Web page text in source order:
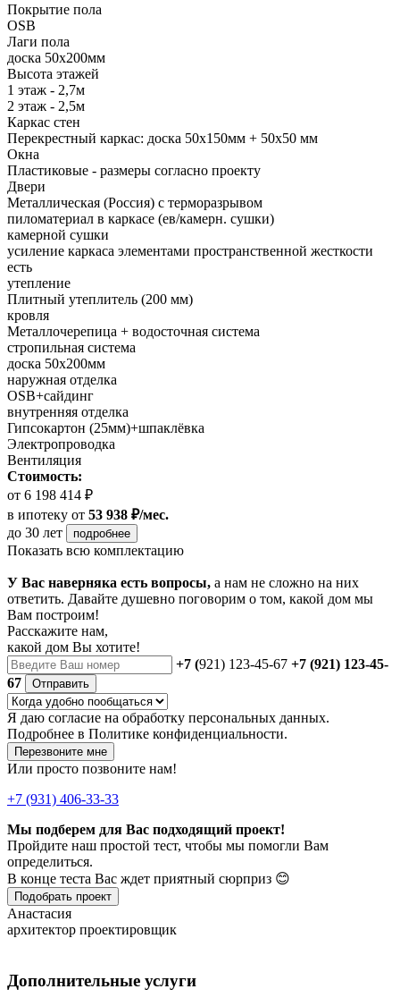
Покрытие пола
OSB
Лаги пола
доска 50х200мм
Высота этажей
1 этаж - 2,7м
2 этаж - 2,5м
Каркас стен
Перекрестный каркас: доска 50х150мм + 50х50 мм
Окна
Пластиковые - размеры согласно проекту
Двери
Металлическая (Россия) с терморазрывом
пиломатериал в каркасе (ев/камерн. сушки)
камерной сушки
усиление каркаса элементами пространственной жесткости
есть
утепление
Плитный утеплитель (200 мм)
кровля
Металлочерепица + водосточная система
стропильная система
доска 50х200мм
наружная отделка
OSB+сайдинг
внутренняя отделка
Гипсокартон (25мм)+шпаклёвка
Электропроводка
Вентиляция
Стоимость:
от 6 198 414 ₽
в ипотеку от 53 938 ₽/мес.
до 30 лет
подробнее
Показать всю комплектацию
У Вас наверняка есть вопросы, а нам не сложно на них
ответить. Давайте душевно поговорим о том, какой дом мы
Вам построим!
Расскажите нам,
какой дом Вы хотите!
+7 (921) 123-45-67 +7 (921) 123-45-
67
Отправить
Я даю согласие на обработку персональных данных.
Подробнее в Политике конфиденциальности.
Перезвоните мне
Или просто позвоните нам!
+7 (931) 406-33-33
Мы подберем для Вас подходящий проект!
Пройдите наш простой тест, чтобы мы помогли Вам
определиться.
В конце теста Вас ждет приятный сюрприз 😊
Подобрать проект
Анастасия
архитектор проектировщик
Дополнительные услуги